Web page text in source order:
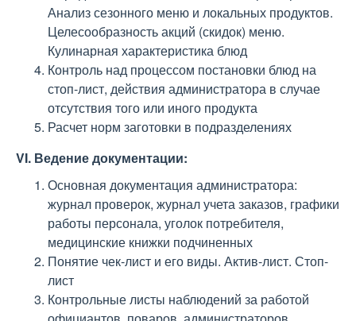
Анализ сезонного меню и локальных продуктов.
Целесообразность акций (скидок) меню.
Кулинарная характеристика блюд
Контроль над процессом постановки блюд на
стоп-лист, действия администратора в случае
отсутствия того или иного продукта
Расчет норм заготовки в подразделениях
VI. Ведение документации:
Основная документация администратора:
журнал проверок, журнал учета заказов, графики
работы персонала, уголок потребителя,
медицинские книжки подчиненных
Понятие чек-лист и его виды. Актив-лист. Стоп-
лист
Контрольные листы наблюдений за работой